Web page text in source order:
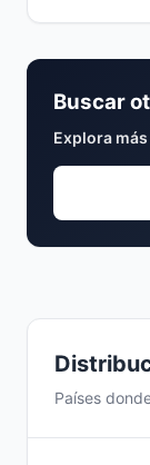
Países
Buscar
Explora